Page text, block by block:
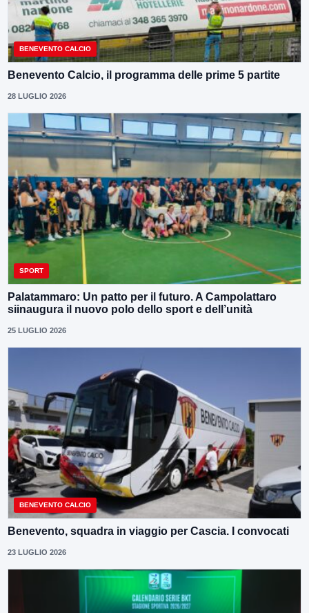
BENEVENTO CALCIO
Benevento Calcio, il programma delle prime 5 partite
28 LUGLIO 2026
SPORT
Palatammaro: Un patto per il futuro. A Campolattaro
siinaugura il nuovo polo dello sport e dell’unità
25 LUGLIO 2026
BENEVENTO CALCIO
Benevento, squadra in viaggio per Cascia. I convocati
23 LUGLIO 2026